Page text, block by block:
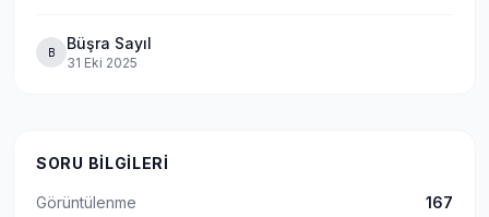
B Büşra Sayıl
31 Eki 2025
SORU BILGILERI
Görüntülenme
167